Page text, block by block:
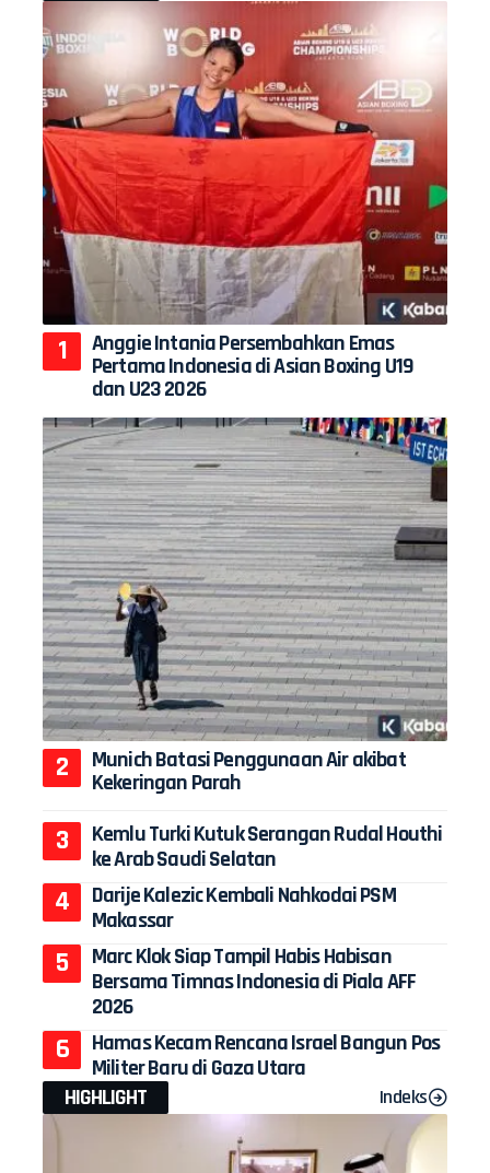
Anggie Intania Persembahkan Emas
Pertama Indonesia di Asian Boxing U19
dan U23 2026
Munich Batasi Penggunaan Air akibat
Kekeringan Parah
Kemlu Turki Kutuk Serangan Rudal Houthi
ke Arab Saudi Selatan
Darije Kalezic Kembali Nahkodai PSM
Makassar
Marc Klok Siap Tampil Habis Habisan
Bersama Timnas Indonesia di Piala AFF
2026
Hamas Kecam Rencana Israel Bangun Pos
Militer Baru di Gaza Utara
HIGHLIGHT
Indeks